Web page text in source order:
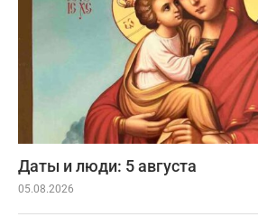
Даты и люди: 5 августа
05.08.2026